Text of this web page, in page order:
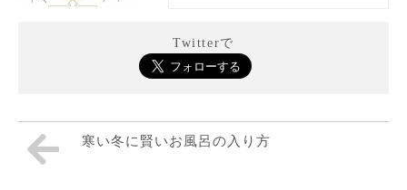
Twitterで
寒い冬に賢いお風呂の入り方